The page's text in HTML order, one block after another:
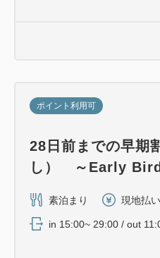
ポイント利用可
28日前までの早期
し） ～Early
素泊まり 現地払
in 15:00~ 29:00 / out